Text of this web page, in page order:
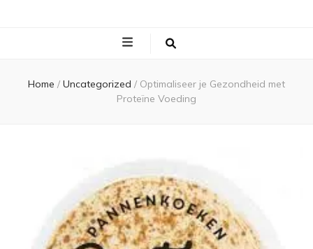
Home / Uncategorized / Optimaliseer je Gezondheid met
Proteïne Voeding